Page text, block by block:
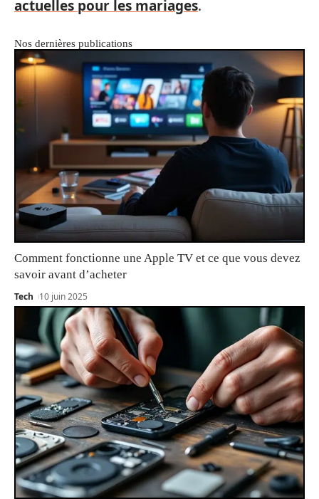
actuelles pour les mariages.
Nos dernières publications
Comment fonctionne une Apple TV et ce que vous devez
savoir avant d’acheter
Tech 10 juin 2025